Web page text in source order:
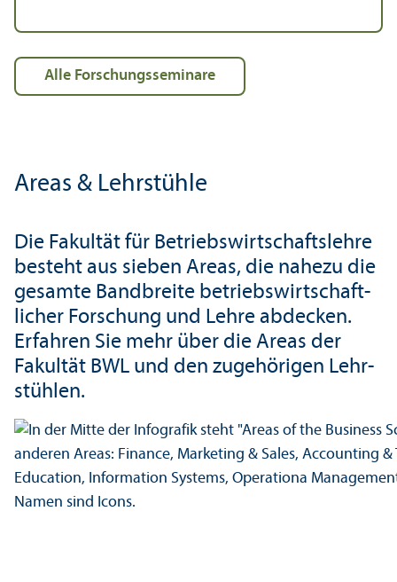
alle Forschungs­seminare
Areas & Lehr­stühle
Die Fakultät für Betriebs­wirtschafts­lehre
besteht aus sieben Areas, die nahezu die
gesamte Bandbreite betriebs­wirtschaft­
licher Forschung und Lehre abdecken.
Erfahren Sie mehr über die Areas der
Fakultät BWL und den zugehörigen Lehr­
stühlen.